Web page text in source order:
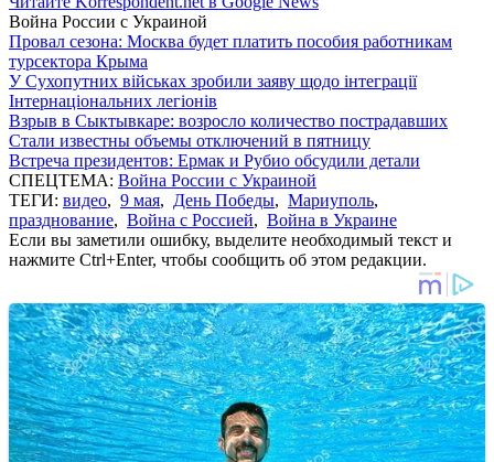
Война России с Украиной
Провал сезона: Москва будет платить пособия работникам
турсектора Крыма
У Сухопутних військах зробили заяву щодо інтеграції
Інтернаціональних легіонів
Взрыв в Сыктывкаре: возросло количество пострадавших
Стали известны объемы отключений в пятницу
Встреча президентов: Ермак и Рубио обсудили детали
СПЕЦТЕМА: Война России с Украиной
ТЕГИ: видео, 9 мая, День Победы, Мариуполь,
празднование, Война с Россией, Война в Украине
Если вы заметили ошибку, выделите необходимый текст и
нажмите Ctrl+Enter, чтобы сообщить об этом редакции.